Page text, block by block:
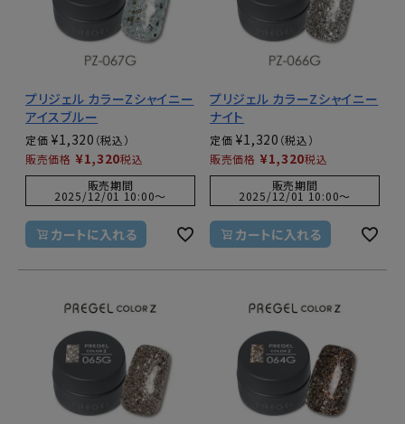
プリジェル カラーZシャイニー
アイスブルー
定価 ¥1,320
販売価格 ¥1,320税込
販売期間
2025/12/01 10:00〜
カートに入れる
プリジェル カラーZシャイニー
ナイト
定価 ¥1,320
販売価格 ¥1,320税込
販売期間
2025/12/01 10:00〜
カートに入れる